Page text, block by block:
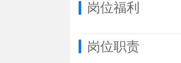
岗位福利
岗位职责